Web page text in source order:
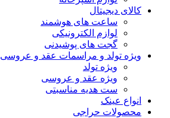
کالای دیجیتال
ساعت های هوشمند
لوازم الکترونیکی
گجت های پوشیدنی
ویژه تولد و مراسمات عقد و عروسی
ویژه تولد
ویژه عقد و عروسی
ست هدیه مناسبتی
انواع عینک
محصولات حراجی